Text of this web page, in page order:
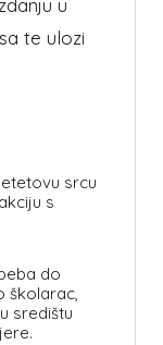
u
te ulozi
srcu
s
do
školarac,
središtu